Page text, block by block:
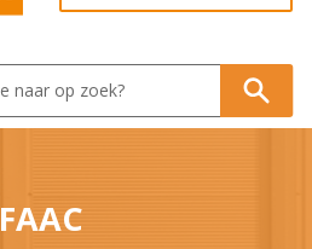
FAAC